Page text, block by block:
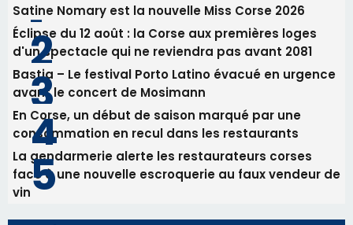
La gendarmerie alerte les restaurateurs corses
face à une nouvelle escroquerie au faux vendeur de
vin
Newsletter
Inscrivez-vous à la newsletter de CNI et recevez par
email les infos les plus importantes et une sélection de
nos meilleurs articles